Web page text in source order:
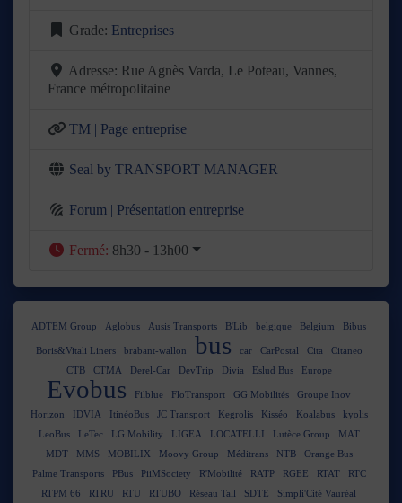
Grade: Entreprises
Adresse: Rue Agnès Varda, Le Poteau, Vannes,
France métropolitaine
TM | Page entreprise
Seal by TRANSPORT MANAGER
Forum | Présentation entreprise
Fermé: 8h30 - 13h00
ADTEM Group Aglobus Ausis Transports B'Lib belgique Belgium Bibus
Boris&Vitali Liners brabant-wallon bus car CarPostal Cita
Citaneo
CTB
CTMA Derel-Car DevTrip Divia Eslud Bus Europe
Evobus Filblue FloTransport GG Mobilités
Groupe Inov
Horizon
IDVIA ItinéoBus JC Transport Kegrolis Kisséo Koalabus
kyolis
LeoBus
LeTec LG Mobility LIGEA LOCATELLI Lutèce Group
MAT
MDT
MMS MOBILIX Moovy Group Méditrans NTB
Orange Bus
Palme Transports
PBus PiiMSociety R'Mobilité RATP RGEE RTAT
RTC
RTPM 66
RTRU RTU RTUBO Réseau Tall SDTE
Simpli'Cité Vauréal